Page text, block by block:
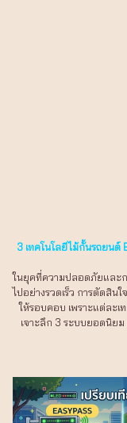
3 เทคโนโลยีไม้กั้นรถยน
ในยุคที่ความปลอดภัยและ
ไปอย่างรวดเร็ว การตัดสิน
ให้รอบคอบ เพราะแต่ละเ
เจาะลึก 3 ระบบยอดนิย